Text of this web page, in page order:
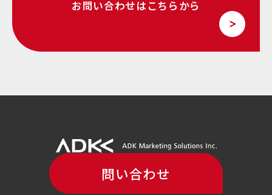
お問い合わせはこちらから
問い合わせ